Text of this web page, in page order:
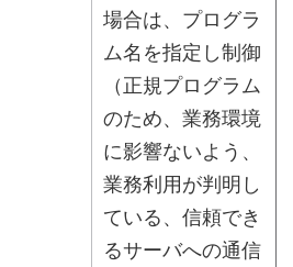
場合は、プログラ
ム名を指定し制御
（正規プログラム
のため、業務環境
に影響ないよう、
業務利用が判明し
ている、信頼でき
るサーバへの通信